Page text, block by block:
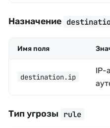
Назначение
Имя поля
destination.ip
IP-
Тип угрозы rule